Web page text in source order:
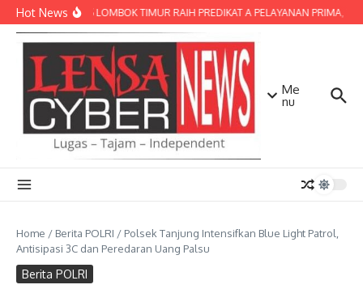
Lewati ke konten
Hot NewsPOLRES LOMBOK TIMUR RAIH PREDIKAT A PELAYANAN PRIMA,
Me
nu
Home / Berita POLRI / Polsek Tanjung Intensifkan Blue Light Patrol,
Antisipasi 3C dan Peredaran Uang Palsu
Berita POLRI